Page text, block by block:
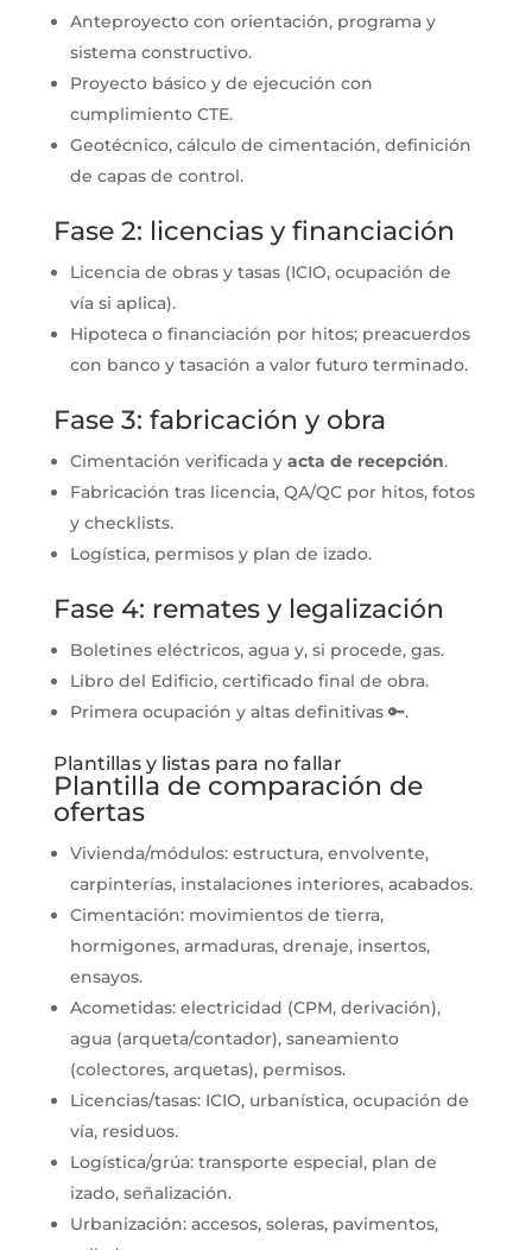
Anteproyecto con orientación, programa y
sistema constructivo.
Proyecto básico y de ejecución con
cumplimiento CTE.
Geotécnico, cálculo de cimentación, definición
de capas de control.
Fase 2: licencias y financiación
Licencia de obras y tasas (ICIO, ocupación de
vía si aplica).
Hipoteca o financiación por hitos; preacuerdos
con banco y tasación a valor futuro terminado.
Fase 3: fabricación y obra
Cimentación verificada y acta de recepción.
Fabricación tras licencia, QA/QC por hitos, fotos
y checklists.
Logística, permisos y plan de izado.
Fase 4: remates y legalización
Boletines eléctricos, agua y, si procede, gas.
Libro del Edificio, certificado final de obra.
Primera ocupación y altas definitivas 🔑.
Plantillas y listas para no fallar
Plantilla de comparación de
ofertas
Vivienda/módulos: estructura, envolvente,
carpinterías, instalaciones interiores, acabados.
Cimentación: movimientos de tierra,
hormigones, armaduras, drenaje, insertos,
ensayos.
Acometidas: electricidad (CPM, derivación),
agua (arqueta/contador), saneamiento
(colectores, arquetas), permisos.
Licencias/tasas: ICIO, urbanística, ocupación de
vía, residuos.
Logística/grúa: transporte especial, plan de
izado, señalización.
Urbanización: accesos, soleras, pavimentos,